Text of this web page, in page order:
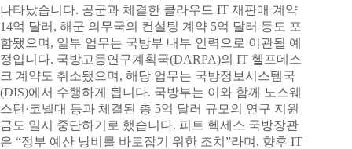
나타났습니다. 공군과 체결한 클라우드 IT 재판매 계약
14억 달러, 해군 의무국의 컨설팅 계약 5억 달러 등도 포
함됐으며, 일부 업무는 국방부 내부 인력으로 이관될 예
정입니다. 국방고등연구계획국(DARPA)의 IT 헬프데스
크 계약도 취소됐으며, 해당 업무는 국방정보시스템국
(DIS)에서 수행하게 됩니다. 국방부는 이와 함께 노스웨
스턴·코넬대 등과 체결된 총 5억 달러 규모의 연구 지원
금도 일시 중단하기로 했습니다. 피트 헥세스 국방장관
은 “정부 예산 낭비를 바로잡기 위한 조치”라며, 향후 IT